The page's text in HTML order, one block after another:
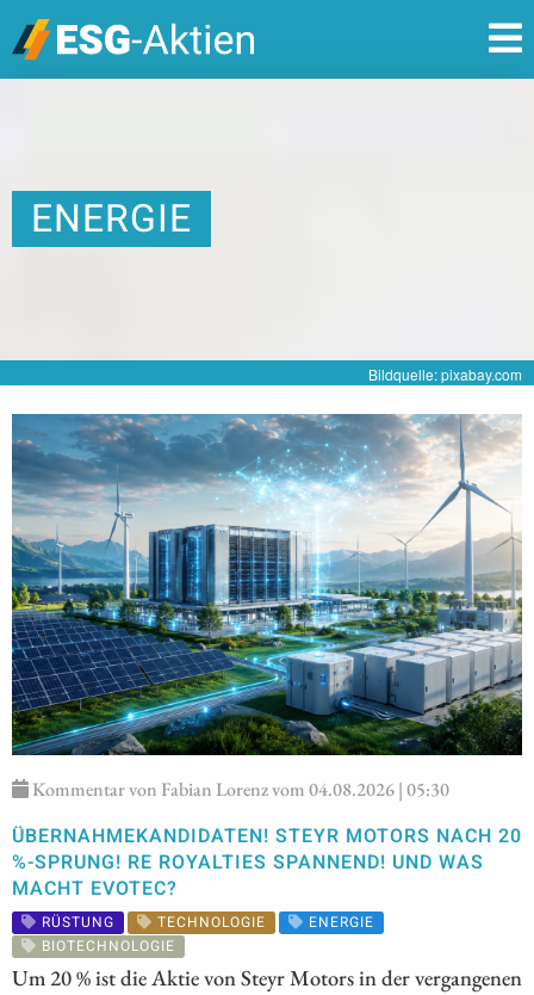
ENERGIE
Bildquelle: pixabay.com
Kommentar von Fabian Lorenz vom 04.08.2026 | 05:30
ÜBERNAHMEKANDIDATEN! STEYR MOTORS NACH 20
%-SPRUNG! RE ROYALTIES SPANNEND! UND WAS
MACHT EVOTEC?
RÜSTUNG TECHNOLOGIE
ENERGIE
BIOTECHNOLOGIE
Um 20 % ist die Aktie von Steyr Motors in der vergangenen